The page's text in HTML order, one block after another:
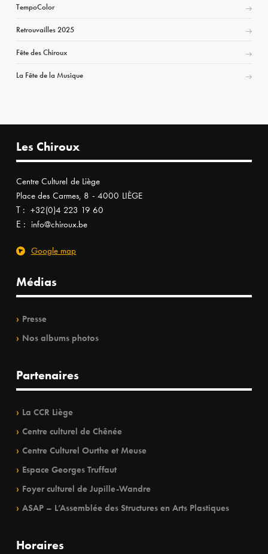
TempoColor
Retrouvailles 2025
Fête des Chiroux
La Fête de la Musique
Les Chiroux
Centre Culturel de Liège
Place des Carmes, 8 - 4000 LIÈGE
T : +32(0)4 223 19 60
E : info@chiroux.be
Google map
Médias
Presse
Nos albums photos
Partenaires
La CCR Liège
Centre culturel de Chênée
Centre Culturel Ourthe et Meuse
Espace Georges Truffaut
Foyer culturel de Jupille-Wandre
ASAP – L’Assemblée des Structures en Arts Plastiques
Horaires